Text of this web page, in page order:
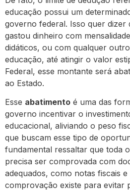
educação possui um
governo federal. Isso quer dizer
gastou dinheiro com
didáticos, ou com qualquer
educação, até atingir o valor
Federal, esse montante será
ao Estado.
Esse abatimento é uma das
governo incentivar o
educacional, aliviando o peso
que buscam esse tipo de
fundamental ressaltar que toda
precisa ser comprovada com
adequados, como notas fiscais e
comprovação existe para evitar